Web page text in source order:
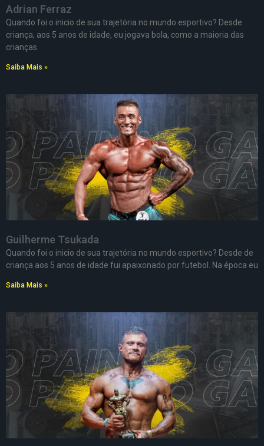
Adrian Ferraz
Quando foi o inicio de sua trajetória no mundo esportivo? Desde
criança, aos 5 anos de idade, eu jogava bola, como a maioria das
crianças.
Saiba Mais »
Guilherme Tsukada
Quando foi o inicio de sua trajetória no mundo esportivo? Desde de
criança aos 5 anos de idade fui apaixonado por futebol. Na época eu
Saiba Mais »